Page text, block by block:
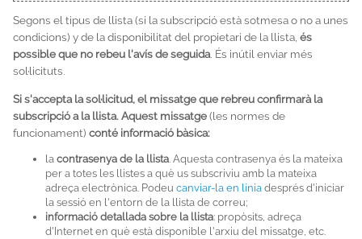
Segons el tipus de llista (si la subscripció està sotmesa o no a unes
condicions) y de la disponibilitat del propietari de la llista, és
possible que no rebeu l'avís de seguida . És inútil enviar més
sol·licituts.
Si s'accepta la sol·licitud, el missatge que rebreu confirmarà la
subscripció a la llista. Aquest missatge(les normes de
funcionament) conté informació bàsica:
la contrasenya de la llista. Aquesta contrasenya és la mateixa
per a totes les llistes a què us subscriviu amb la mateixa
adreça electrònica. Podeu canviar-la en línia després d'iniciar
la sessió en l'entorn de la llista de correu;
informació detallada sobre la llista: propòsits, adreça
d'Internet en què està disponible l'arxiu del missatge, etc.